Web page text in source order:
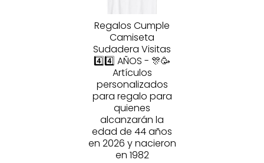
Regalos Cumple
Camiseta
Sudadera Visitas
4️⃣4️⃣ AÑOS - 🎊🥳
Artículos
personalizados
para regalo para
quienes
alcanzarán la
edad de 44 años
en 2026 y nacieron
en 1982